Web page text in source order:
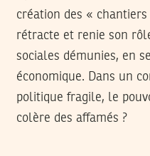
création des «
rétracte et renie son
sociales démunies, en
économique. Dans un
politique fragile, le
colère des affamés ?